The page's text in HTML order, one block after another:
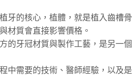
植牙的核心，植體，就是植入齒槽骨
材質會直接影響價格。
的牙冠材質與製作工藝，是另一個
中需要的技術、醫師經驗，以及是